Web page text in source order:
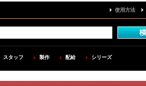
使用方法
スタッフ 製作 配給 シリーズ